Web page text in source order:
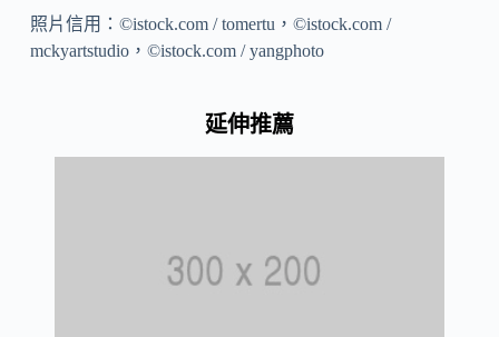
照片信用：©istock.com / tomertu，©istock.com /
mckyartstudio，©istock.com / yangphoto
延伸推薦